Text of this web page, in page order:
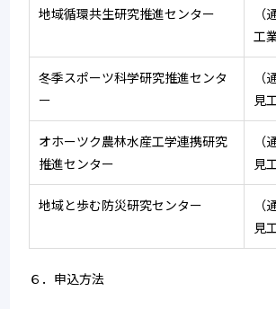
地域循環共生研究推進センター
工
冬季スポーツ科学研究推進センタ
ー
見
オホーツク農林水産工学連携研究
推進センター
見
地域と歩む防災研究センター
見
６．申込方法